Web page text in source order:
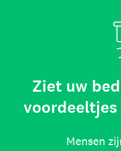
Ziet uw
Mensen